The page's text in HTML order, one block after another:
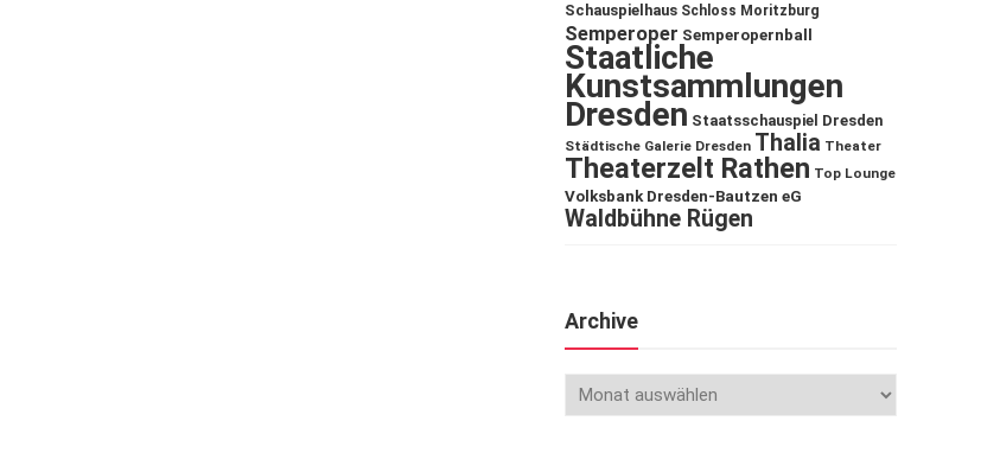
Schauspielhaus Schloss Moritzburg
Semperoper Semperopernball
Staatliche
Kunstsammlungen
Dresden Staatsschauspiel Dresden
Städtische Galerie Dresden Thalia Theater
Theaterzelt Rathen Top Lounge
Volksbank Dresden-Bautzen eG
Waldbühne Rügen
Archive